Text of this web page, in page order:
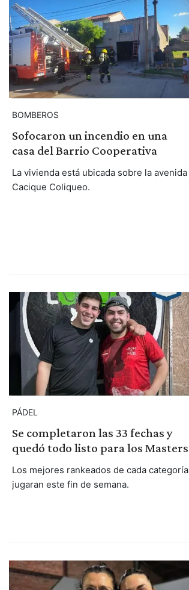
BOMBEROS
Sofocaron un incendio en una
casa del Barrio Cooperativa
La vivienda está ubicada sobre la avenida
Cacique Coliqueo.
PÁDEL
Se completaron las 33 fechas y
quedó todo listo para los Masters
Los mejores rankeados de cada categoría
jugaran este fin de semana.